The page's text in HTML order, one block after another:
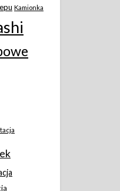
Kamionka